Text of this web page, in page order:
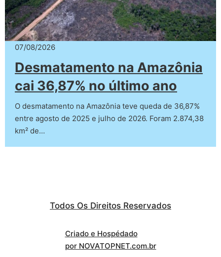
07/08/2026
Desmatamento na Amazônia
cai 36,87% no último ano
O desmatamento na Amazônia teve queda de 36,87%
entre agosto de 2025 e julho de 2026. Foram 2.874,38
km² de…
Todos Os Direitos Reservados
Criado e Hospédado
por NOVATOPNET.com.br